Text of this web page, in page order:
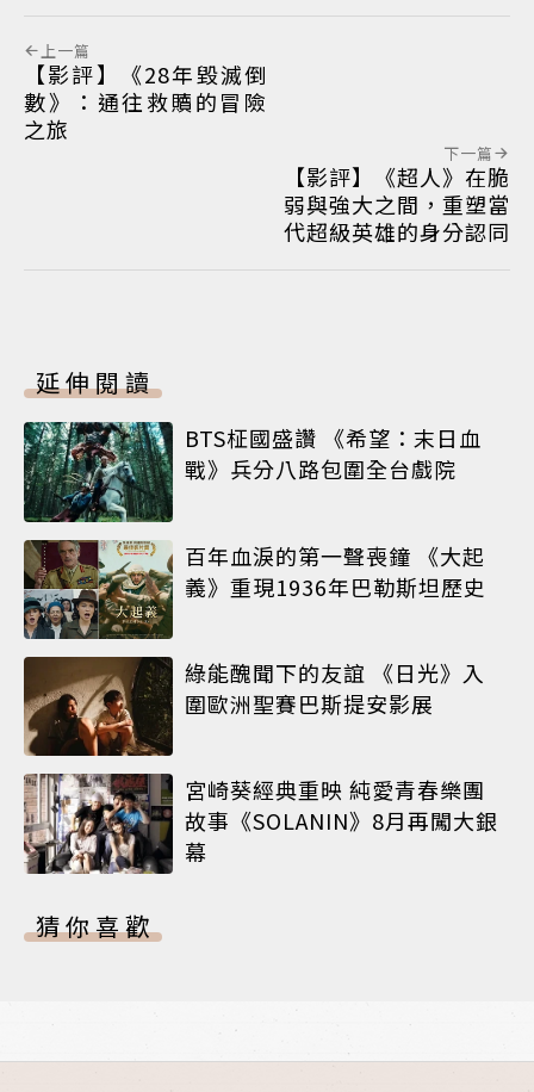
上一篇
【影評】《28年毀滅倒
數》：通往救贖的冒險
之旅
下一篇
【影評】《超人》在脆
弱與強大之間，重塑當
代超級英雄的身分認同
延伸閱讀
BTS柾國盛讚 《希望：末日血
戰》兵分八路包圍全台戲院
百年血淚的第一聲喪鐘 《大起
義》重現1936年巴勒斯坦歷史
綠能醜聞下的友誼 《日光》入
圍歐洲聖賽巴斯提安影展
宮崎葵經典重映 純愛青春樂團
故事《SOLANIN》8月再闖大銀
幕
猜你喜歡